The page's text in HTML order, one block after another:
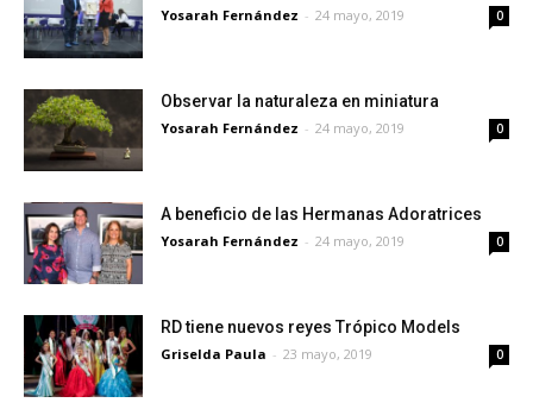
Yosarah Fernández - 24 mayo, 2019 0
Observar la naturaleza en miniatura
Yosarah Fernández - 24 mayo, 2019 0
A beneficio de las Hermanas Adoratrices
Yosarah Fernández - 24 mayo, 2019 0
RD tiene nuevos reyes Trópico Models
Griselda Paula - 23 mayo, 2019 0